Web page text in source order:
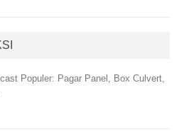
Populer: Pagar Panel, Box Culvert,